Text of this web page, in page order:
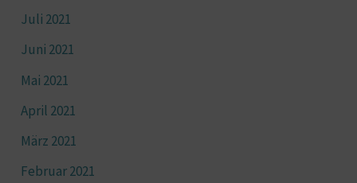
Juli 2021
Juni 2021
Mai 2021
April 2021
März 2021
Februar 2021